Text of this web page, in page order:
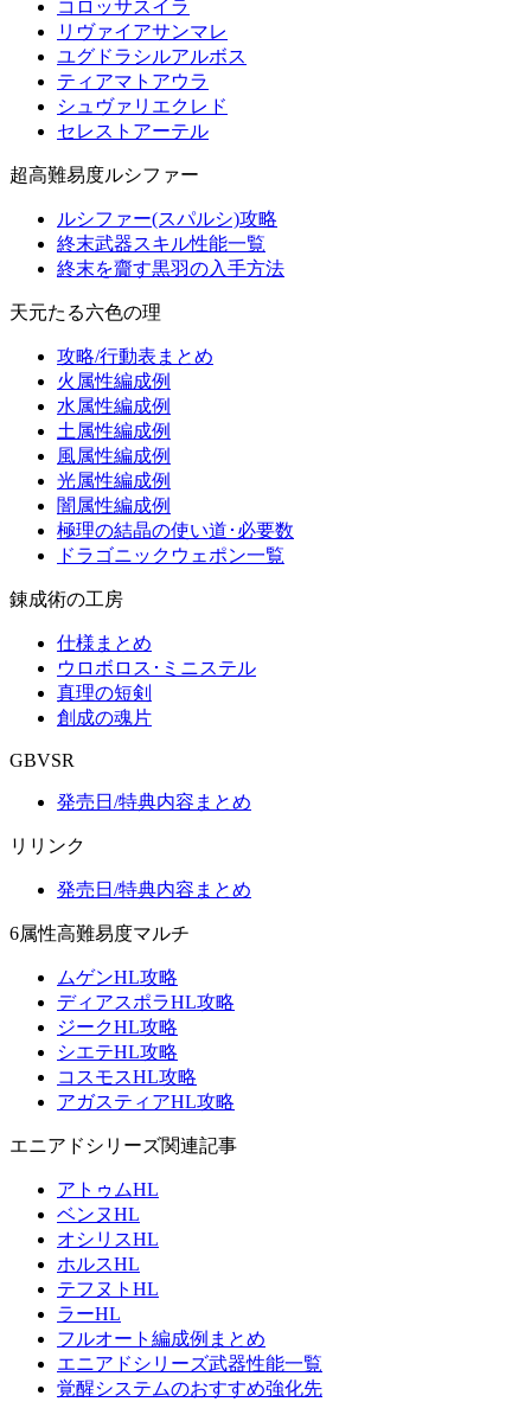
コロッサスイラ
リヴァイアサンマレ
ユグドラシルアルボス
ティアマトアウラ
シュヴァリエクレド
セレストアーテル
超高難易度ルシファー
ルシファー(スパルシ)攻略
終末武器スキル性能一覧
終末を齎す黒羽の入手方法
天元たる六色の理
攻略/行動表まとめ
火属性編成例
水属性編成例
土属性編成例
風属性編成例
光属性編成例
闇属性編成例
極理の結晶の使い道･必要数
ドラゴニックウェポン一覧
錬成術の工房
仕様まとめ
ウロボロス･ミニステル
真理の短剣
創成の魂片
GBVSR
発売日/特典内容まとめ
リリンク
発売日/特典内容まとめ
6属性高難易度マルチ
ムゲンHL攻略
ディアスポラHL攻略
ジークHL攻略
シエテHL攻略
コスモスHL攻略
アガスティアHL攻略
エニアドシリーズ関連記事
アトゥムHL
ベンヌHL
オシリスHL
ホルスHL
テフヌトHL
ラーHL
フルオート編成例まとめ
エニアドシリーズ武器性能一覧
覚醒システムのおすすめ強化先